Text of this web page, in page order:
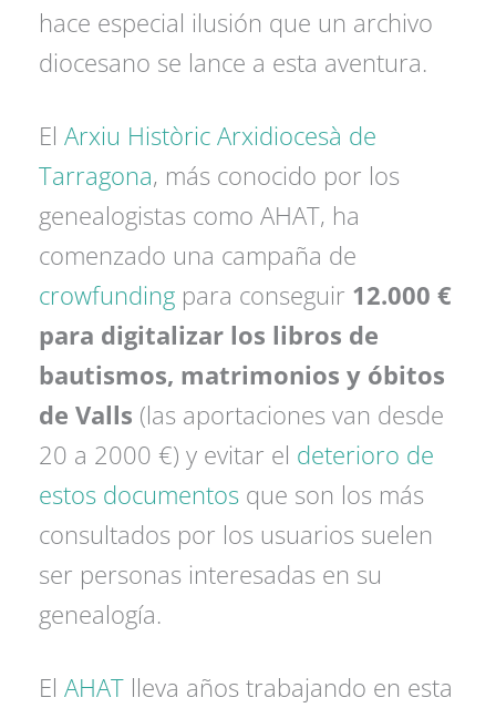
hace especial ilusión que un archivo
diocesano se lance a esta aventura.
ElArxiu Històric Arxidiocesà de
Tarragona, más conocido por los
genealogistas como AHAT, ha
comenzado una campaña de
crowfunding para conseguir 12.000 €
para digitalizar los libros de
bautismos, matrimonios y óbitos
de Valls (las aportaciones van desde
20 a 2000 €) y evitar el deterioro de
estos documentos que son los más
consultados por los usuarios suelen
ser personas interesadas en su
genealogía.
ElAHAT lleva años trabajando en esta